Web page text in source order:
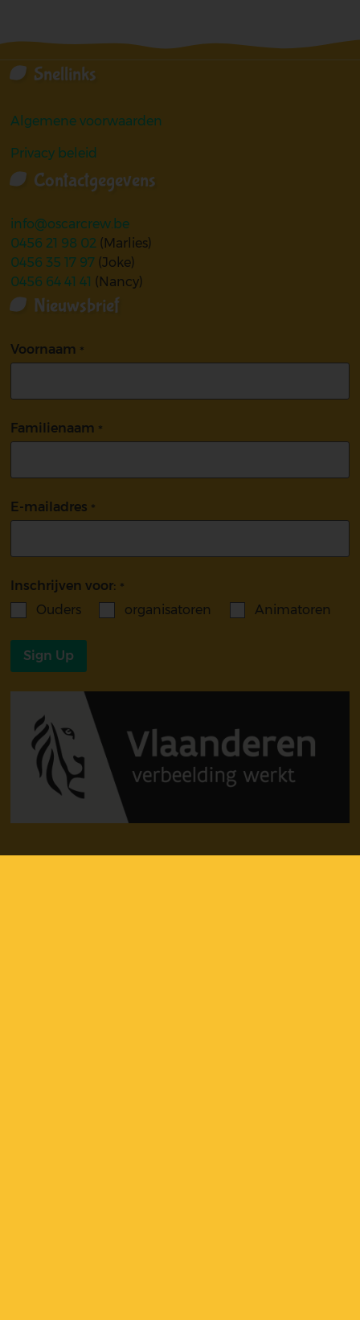
Snellinks
Algemene voorwaarden
Privacy beleid
Contactgegevens
info@oscarcrew.be
0456 21 98 02 (Marlies)
0456 35 17 97 (Joke)
0456 64 41 41 (Nancy)
Nieuwsbrief
Voornaam
Familienaam
E-mailadres
Inschrijven voor:
Ouders
organisatoren Animatoren
Sign Up